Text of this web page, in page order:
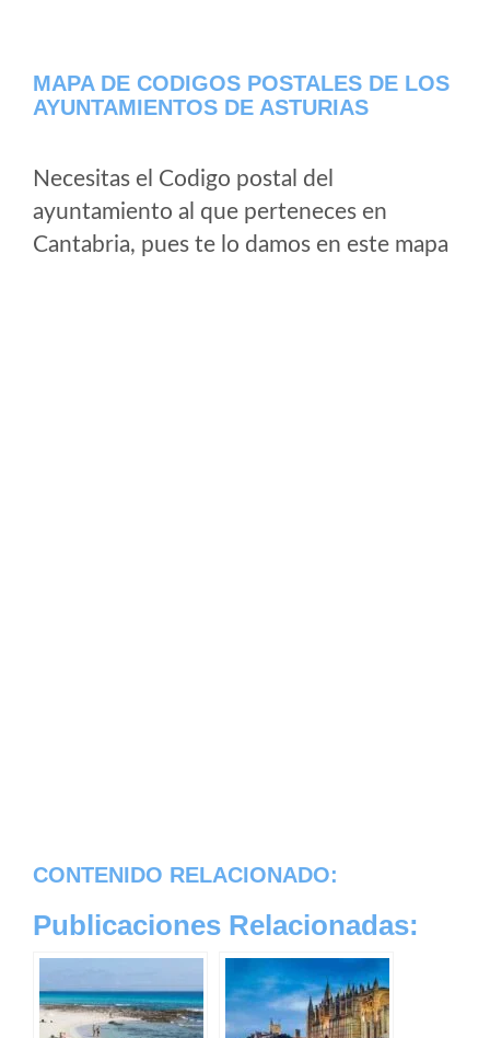
MAPA DE CODIGOS POSTALES DE LOS
AYUNTAMIENTOS DE ASTURIAS
Necesitas el Codigo postal del
ayuntamiento al que perteneces en
Cantabria, pues te lo damos en este mapa
CONTENIDO RELACIONADO:
Publicaciones Relacionadas: